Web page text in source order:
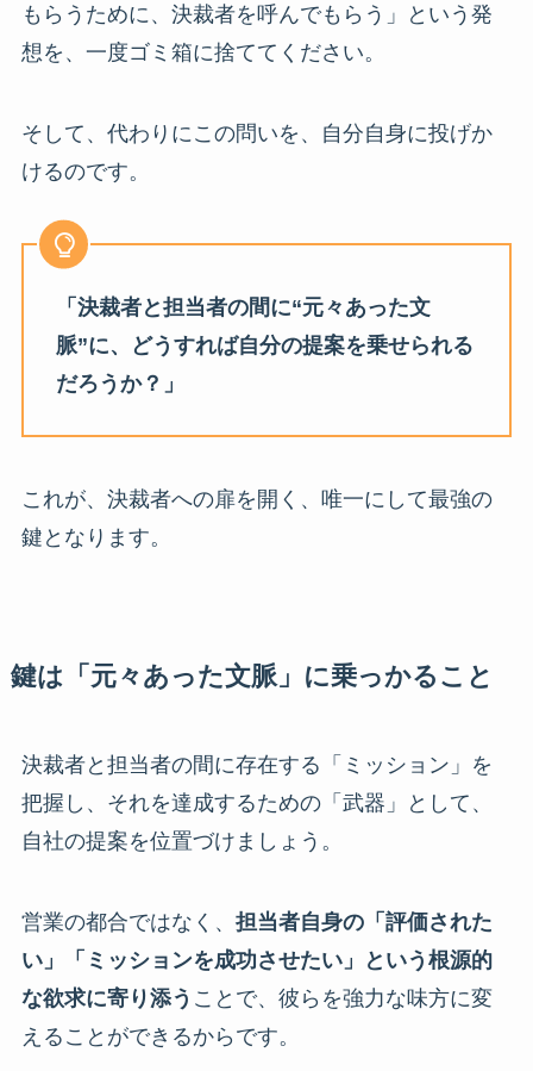
もらうために、決裁者を呼んでもらう」という発
想を、一度ゴミ箱に捨ててください。
そして、代わりにこの問いを、自分自身に投げか
けるのです。
「決裁者と担当者の間に“元々あった文
脈”に、どうすれば自分の提案を乗せられる
だろうか？」
これが、決裁者への扉を開く、唯一にして最強の
鍵となります。
鍵は「元々あった文脈」に乗っかること
決裁者と担当者の間に存在する「ミッション」を
把握し、それを達成するための「武器」として、
自社の提案を位置づけましょう。
営業の都合ではなく、 担当者自身の「評価された
い」「ミッションを成功させたい」という根源的
な欲求に寄り添う ことで、彼らを強力な味方に変
えることができるからです。